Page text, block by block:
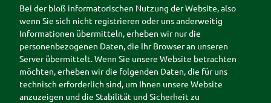
Bei der bloß informatorischen Nutzung der Website, also
wenn Sie sich nicht registrieren oder uns anderweitig
Informationen übermitteln, erheben wir nur die
personenbezogenen Daten, die Ihr Browser an unseren
Server übermittelt. Wenn Sie unsere Website betrachten
möchten, erheben wir die folgenden Daten, die für uns
technisch erforderlich sind, um Ihnen unsere Website
anzuzeigen und die Stabilität und Sicherheit zu